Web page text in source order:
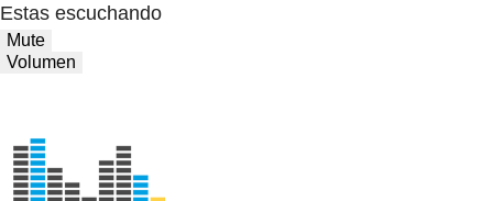
Estas escuchando
Mute
Volumen